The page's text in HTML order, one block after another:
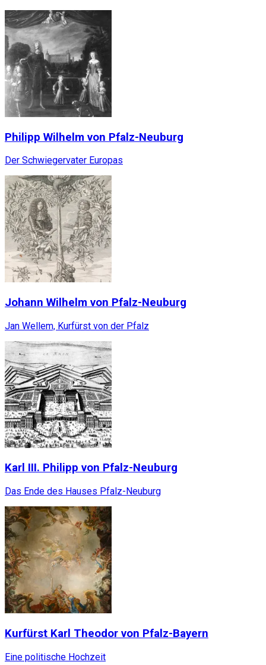
Philipp Wilhelm von Pfalz-Neuburg
Der Schwiegervater Europas
Johann Wilhelm von Pfalz-Neuburg
Jan Wellem, Kurfürst von der Pfalz
Karl III. Philipp von Pfalz-Neuburg
Das Ende des Hauses Pfalz-Neuburg
Kurfürst Karl Theodor von Pfalz-Bayern
Eine politische Hochzeit